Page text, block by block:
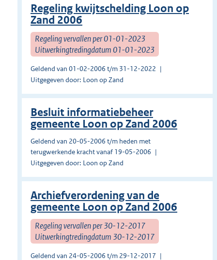
Regeling kwijtschelding Loon op
Zand 2006
Regeling vervallen per 01-01-2023
Uitwerkingtredingdatum 01-01-2023
Geldend van 01-02-2006 t/m 31-12-2022
Uitgegeven door: Loon op Zand
Besluit informatiebeheer
gemeente Loon op Zand 2006
Geldend van 20-05-2006 t/m heden met
terugwerkende kracht vanaf 19-05-2006
Uitgegeven door: Loon op Zand
Archiefverordening van de
gemeente Loon op Zand 2006
Regeling vervallen per 30-12-2017
Uitwerkingtredingdatum 30-12-2017
Geldend van 24-05-2006 t/m 29-12-2017